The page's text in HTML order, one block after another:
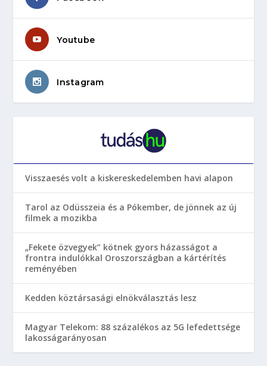
Youtube
Instagram
Visszaesés volt a kiskereskedelemben havi alapon
Tarol az Odüsszeia és a Pókember, de jönnek az új
filmek a mozikba
„Fekete özvegyek” kötnek gyors házasságot a
frontra indulókkal Oroszországban a kártérítés
reményében
Kedden köztársasági elnökválasztás lesz
Magyar Telekom: 88 százalékos az 5G lefedettsége
lakosságarányosan